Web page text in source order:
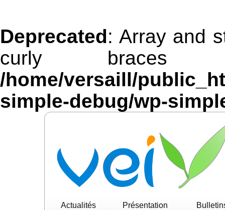
Deprecated: Array and
curly braces
/home/versaill/
simple-debug/wp-
Actualités Présentation